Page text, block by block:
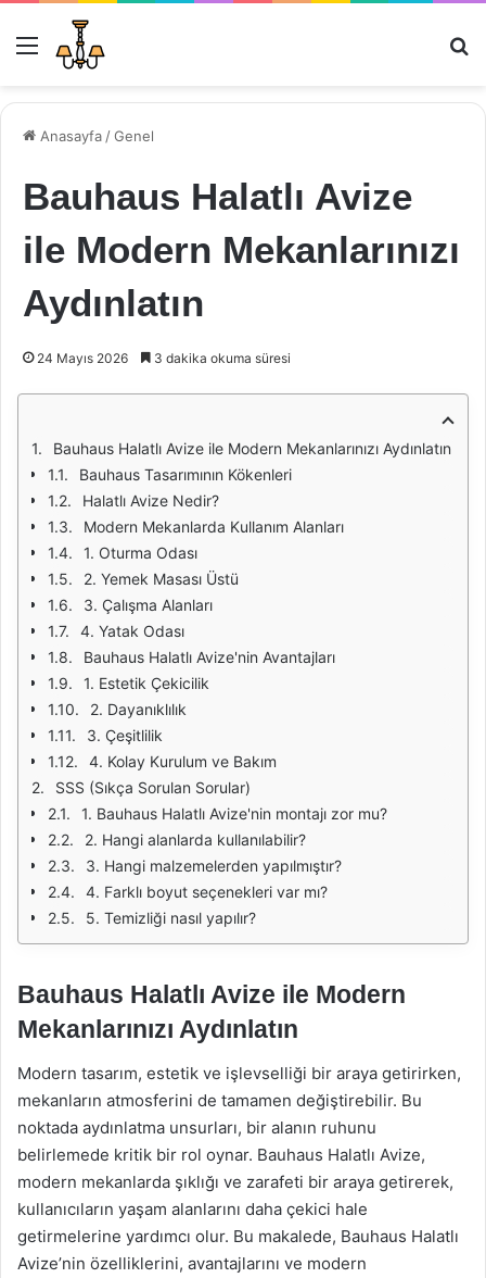
Menü
Anasayfa /Genel
Bauhaus Halatlı Avize
ile Modern Mekanlarınızı
Aydınlatın
24 Mayıs 2026 3 dakika okuma süresi
Bauhaus Halatlı Avize ile Modern Mekanlarınızı Aydınlatın
Bauhaus Tasarımının Kökenleri
Halatlı Avize Nedir?
Modern Mekanlarda Kullanım Alanları
1. Oturma Odası
2. Yemek Masası Üstü
3. Çalışma Alanları
4. Yatak Odası
Bauhaus Halatlı Avize'nin Avantajları
1. Estetik Çekicilik
2. Dayanıklılık
3. Çeşitlilik
4. Kolay Kurulum ve Bakım
SSS (Sıkça Sorulan Sorular)
1. Bauhaus Halatlı Avize'nin montajı zor mu?
2. Hangi alanlarda kullanılabilir?
3. Hangi malzemelerden yapılmıştır?
4. Farklı boyut seçenekleri var mı?
5. Temizliği nasıl yapılır?
Bauhaus Halatlı Avize ile Modern
Mekanlarınızı Aydınlatın
Modern tasarım, estetik ve işlevselliği bir araya getirirken,
mekanların atmosferini de tamamen değiştirebilir. Bu
noktada aydınlatma unsurları, bir alanın ruhunu
belirlemede kritik bir rol oynar. Bauhaus Halatlı Avize,
modern mekanlarda şıklığı ve zarafeti bir araya getirerek,
kullanıcıların yaşam alanlarını daha çekici hale
getirmelerine yardımcı olur. Bu makalede, Bauhaus Halatlı
Avize’nin özelliklerini, avantajlarını ve modern